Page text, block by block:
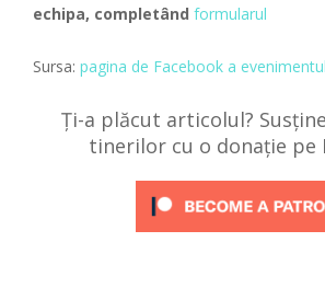
echipa, completând formularul
Sursa: pagina de Facebook a
Ți-a plăcut articolul?
tinerilor cu o donație pe